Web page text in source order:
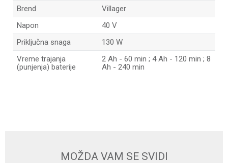
Brend
Villager
Napon
40 V
Priključna snaga
130 W
Vreme trajanja
(punjenja) baterije
2 Ah - 60 min ; 4 Ah - 120 min ; 8
Ah - 240 min
MOŽDA VAM SE SVIDI